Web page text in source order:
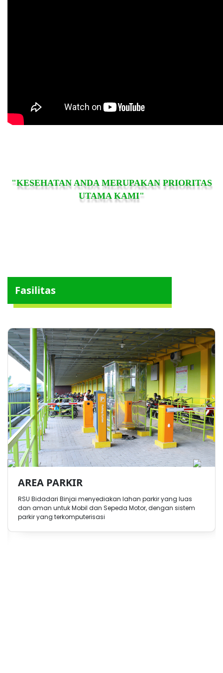
"KESEHATAN ANDA MERUPAKAN PRIORITAS
UTAMA KAMI"
Fasilitas
AREA PARKIR
RSU Bidadari Binjai menyediakan lahan parkir yang luas
dan aman untuk Mobil dan Sepeda Motor, dengan sistem
parkir yang terkomputerisasi